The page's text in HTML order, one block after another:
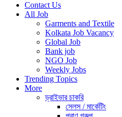
Contact Us
All Job
Garments and Textile
Kolkata Job Vacancy
Global Job
Bank job
NGO Job
Weekly Jobs
Trending Topics
More
ড্রাইভার চাকরি
সেলস / মার্কেটিং